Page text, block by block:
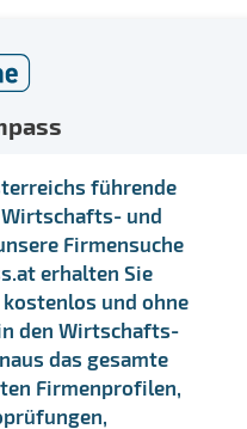
führende
und
Firmensuche
erhalten Sie
und ohne
den Wirtschafts-
das gesamte
Firmenprofilen,